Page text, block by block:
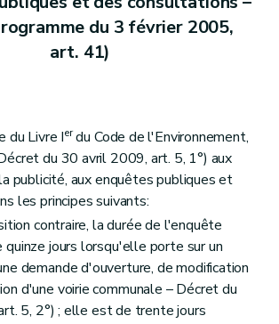
6 De la modification du permis d'urbanisation – Décret du 30 avril 2009, art. 61)
Des demandes de permis, des décisions et des recours
première
Des autorités compétentes
2
Des dérogations
section première Des dérogations au plan de secteur
110
111
112
section 2
Des autres dérogations
113
du 3 février 2005,
art. 41)
du Livre Ierdu Code de l'Environnement,
du 30 avril 2009, art. 5, 1°) aux
publicité, aux enquêtes publiques et
les principes suivants:
contraire, la durée de l'enquête
jours lorsqu'elle porte sur un
demande d'ouverture, de modification
d'une voirie communale – Décret du
5, 2°) ; elle est de trente jours